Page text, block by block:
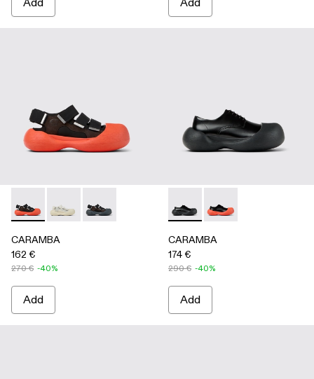
CARAMBA - A500053-005 - BLACK
CARAMBA - A500053-004 - WHITE
CARAMBA - A500053-001 - BLACK
CARAMBA
162 €
270 € -40%
Add
CARAMBA - A500052-001
CARAMBA -
CARAMBA
174 €
290 € -40%
Add